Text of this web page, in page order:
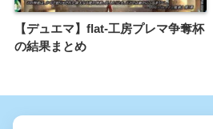
【デュエマ】flat-工房プレマ争奪杯
の結果まとめ